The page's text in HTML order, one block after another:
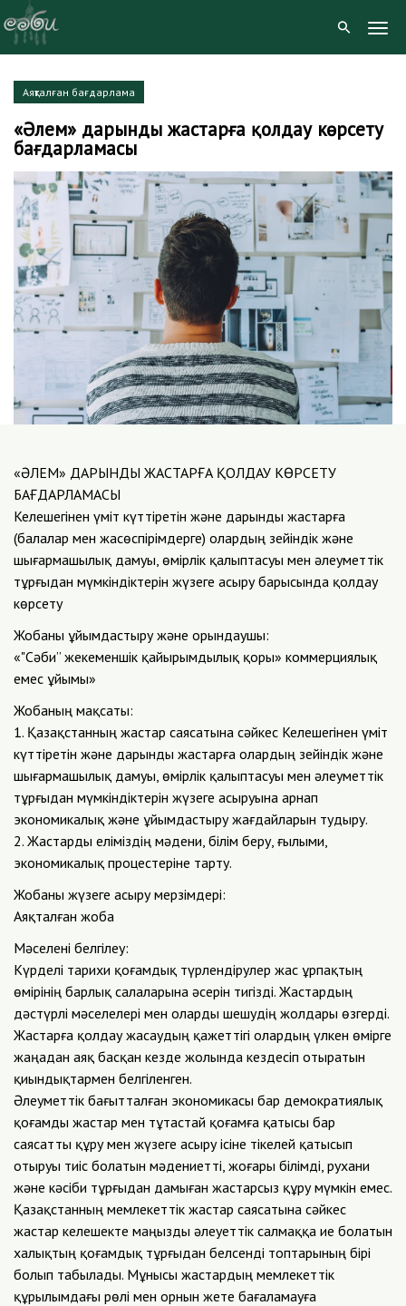
content
Аяқталған бағдарлама
«Әлем» дарынды жастарға қолдау көрсету
бағдарламасы
«ӘЛЕМ» ДАРЫНДЫ ЖАСТАРҒА ҚОЛДАУ КӨРСЕТУ
БАҒДАРЛАМАСЫ
Келешегінен үміт күттіретін және дарынды жастарға
(балалар мен жасөспірімдерге) олардың зейіндік және
шығармашылық дамуы, өмірлік қалыптасуы мен әлеуметтік
тұрғыдан мүмкіндіктерін жүзеге асыру барысында қолдау
көрсету
Жобаны ұйымдастыру және орындаушы:
«"Сәби” жекеменшік қайырымдылық қоры» коммерциялық
емес ұйымы»
Жобаның мақсаты:
1. Қазақстанның жастар саясатына сәйкес Келешегінен үміт
күттіретін және дарынды жастарға олардың зейіндік және
шығармашылық дамуы, өмірлік қалыптасуы мен әлеуметтік
тұрғыдан мүмкіндіктерін жүзеге асыруына арнап
экономикалық және ұйымдастыру жағдайларын тудыру.
2. Жастарды еліміздің мәдени, білім беру, ғылыми,
экономикалық процестеріне тарту.
Жобаны жүзеге асыру мерзімдері:
Аяқталған жоба
Мәселені белгілеу:
Күрделі тарихи қоғамдық түрлендірулер жас ұрпақтың
өмірінің барлық салаларына әсерін тигізді. Жастардың
дәстүрлі мәселелері мен оларды шешудің жолдары өзгерді.
Жастарға қолдау жасаудың қажеттігі олардың үлкен өмірге
жаңадан аяқ басқан кезде жолында кездесіп отыратын
қиындықтармен белгіленген.
Әлеуметтік бағытталған экономикасы бар демократиялық
қоғамды жастар мен тұтастай қоғамға қатысы бар
саясатты құру мен жүзеге асыру ісіне тікелей қатысып
отыруы тиіс болатын мәдениетті, жоғары білімді, рухани
және кәсіби тұрғыдан дамыған жастарсыз құру мүмкін емес.
Қазақстанның мемлекеттік жастар саясатына сәйкес
жастар келешекте маңызды әлеуеттік салмаққа ие болатын
халықтың қоғамдық тұрғыдан белсенді топтарының бірі
болып табылады. Мұнысы жастардың мемлекеттік
құрылымдағы рөлі мен орнын жете бағаламауға